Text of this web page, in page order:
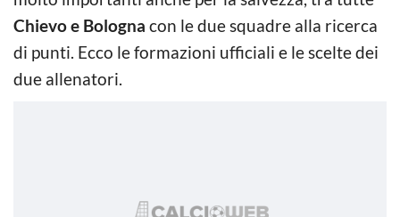
Chievo e Bologna con le due squadre alla ricerca
di punti. Ecco le formazioni ufficiali e le scelte dei
due allenatori.